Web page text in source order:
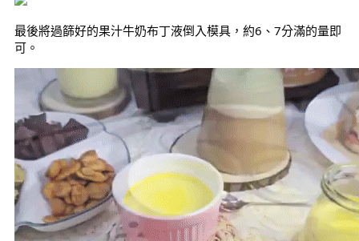
最後將過篩好的果汁牛奶布丁液倒入模具，約6、7分滿的量即
可。